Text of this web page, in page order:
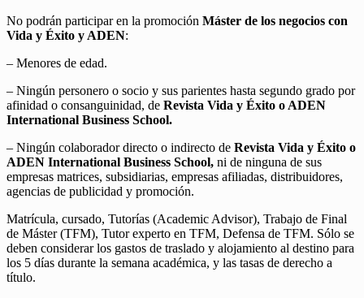
No podrán participar en la promoción Máster de los negocios con
Vida y Éxito y ADEN:
– Menores de edad.
– Ningún personero o socio y sus parientes hasta segundo grado por
afinidad o consanguinidad, de Revista Vida y Éxito o ADEN
International Business School.
– Ningún colaborador directo o indirecto de Revista Vida y Éxito o
ADEN International Business School, ni de ninguna de sus
empresas matrices, subsidiarias, empresas afiliadas, distribuidores,
agencias de publicidad y promoción.
Matrícula, cursado, Tutorías (Academic Advisor), Trabajo de Final
de Máster (TFM), Tutor experto en TFM, Defensa de TFM. Sólo se
deben considerar los gastos de traslado y alojamiento al destino para
los 5 días durante la semana académica, y las tasas de derecho a
título.